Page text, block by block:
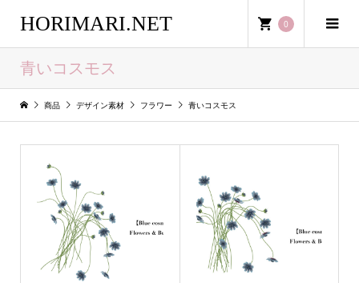
HORIMARI.NET 0
青いコスモス
商品 デザイン素材 フラワー 青いコスモス